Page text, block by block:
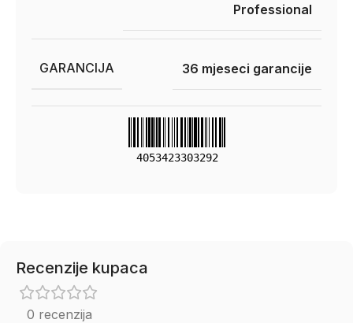
Professional
GARANCIJA 36 mjeseci garancije
4053423303292
Recenzije kupaca
0 recenzija